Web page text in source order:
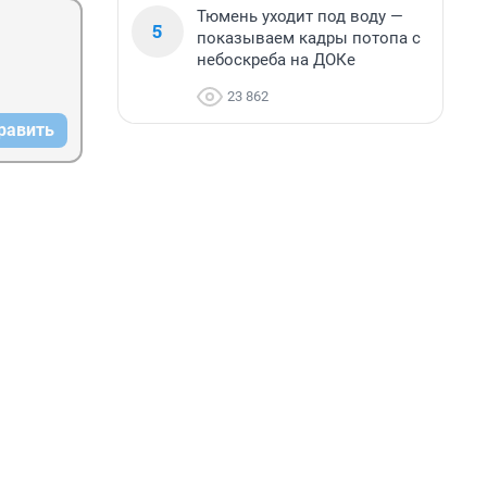
5
Тюмень уходит под воду —
показываем кадры потопа с
небоскреба на ДОКе
23 862